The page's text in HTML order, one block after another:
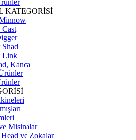
KATEGORİSİ
Shad
Link
Kanca
Misinalar
ve Zokalar